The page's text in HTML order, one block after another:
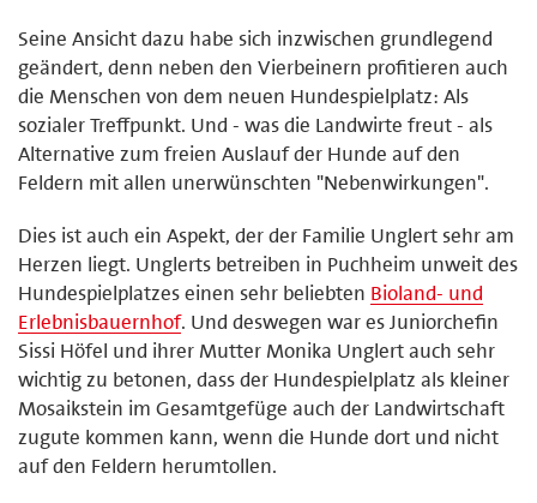
Seine Ansicht dazu habe sich inzwischen grundlegend
geändert, denn neben den Vierbeinern profitieren auch
die Menschen von dem neuen Hundespielplatz: Als
sozialer Treffpunkt. Und - was die Landwirte freut - als
Alternative zum freien Auslauf der Hunde auf den
Feldern mit allen unerwünschten "Nebenwirkungen".
Dies ist auch ein Aspekt, der der Familie Unglert sehr am
Herzen liegt. Unglerts betreiben in Puchheim unweit des
Hundespielplatzes einen sehr beliebten Bioland- und
Erlebnisbauernhof. Und deswegen war es Juniorchefin
Sissi Höfel und ihrer Mutter Monika Unglert auch sehr
wichtig zu betonen, dass der Hundespielplatz als kleiner
Mosaikstein im Gesamtgefüge auch der Landwirtschaft
zugute kommen kann, wenn die Hunde dort und nicht
auf den Feldern herumtollen.